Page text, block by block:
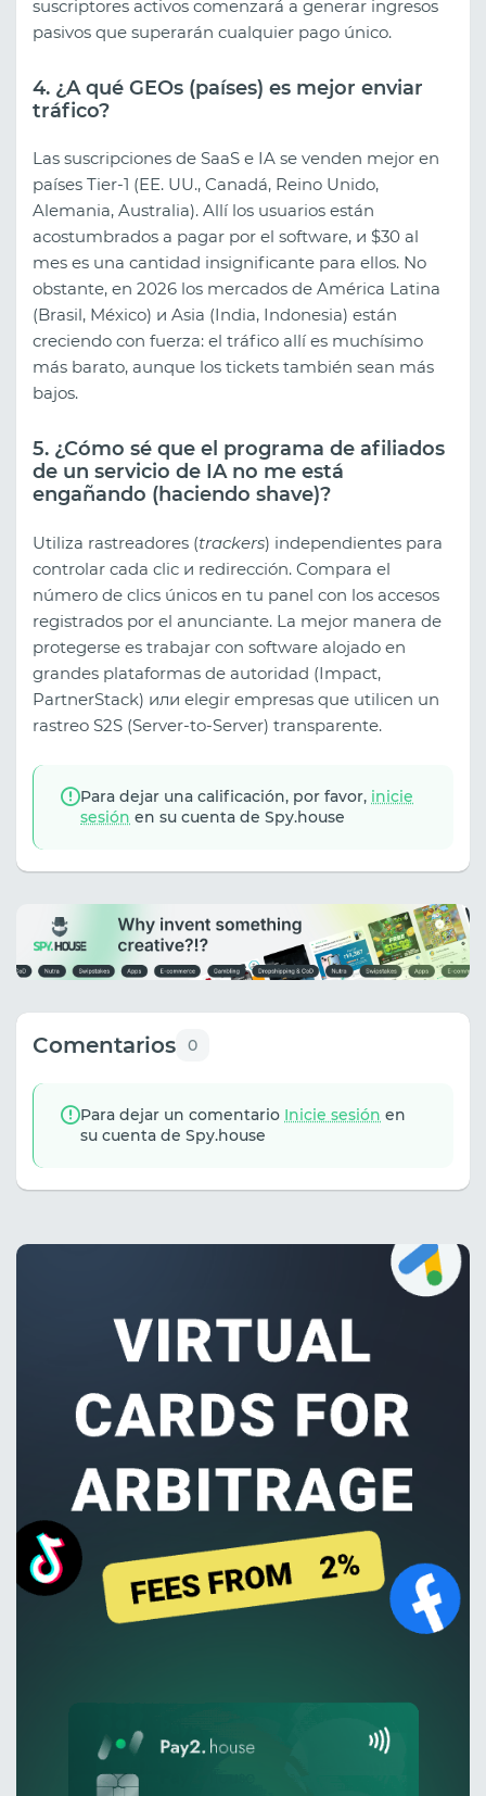
suscriptores activos comenzará a generar ingresos
pasivos que superarán cualquier pago único.
4. ¿A qué GEOs (países) es mejor enviar
tráfico?
Las suscripciones de SaaS e IA se venden mejor en
países Tier-1 (EE. UU., Canadá, Reino Unido,
Alemania, Australia). Allí los usuarios están
acostumbrados a pagar por el software, и $30 al
mes es una cantidad insignificante para ellos. No
obstante, en 2026 los mercados de América Latina
(Brasil, México) и Asia (India, Indonesia) están
creciendo con fuerza: el tráfico allí es muchísimo
más barato, aunque los tickets también sean más
bajos.
5. ¿Cómo sé que el programa de afiliados
de un servicio de IA no me está
engañando (haciendo shave)?
Utiliza rastreadores (trackers) independientes para
controlar cada clic и redirección. Compara el
número de clics únicos en tu panel con los accesos
registrados por el anunciante. La mejor manera de
protegerse es trabajar con software alojado en
grandes plataformas de autoridad (Impact,
PartnerStack) или elegir empresas que utilicen un
rastreo S2S (Server-to-Server) transparente.
Para dejar una calificación, por favor, inicie
sesión en su cuenta de Spy.house
Comentarios 0
Para dejar un comentario Inicie sesión en
su cuenta de Spy.house